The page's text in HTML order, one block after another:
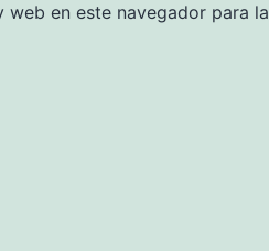
en este navegador para la